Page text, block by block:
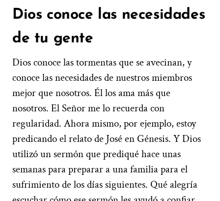
Dios conoce las necesidades
de tu gente
Dios conoce las tormentas que se avecinan, y
conoce las necesidades de nuestros miembros
mejor que nosotros. Él los ama más que
nosotros. El Señor me lo recuerda con
regularidad. Ahora mismo, por ejemplo, estoy
predicando el relato de José en Génesis. Y Dios
utilizó un sermón que prediqué hace unas
semanas para preparar a una familia para el
sufrimiento de los días siguientes. Qué alegría